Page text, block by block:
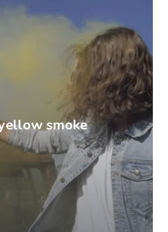
smoke